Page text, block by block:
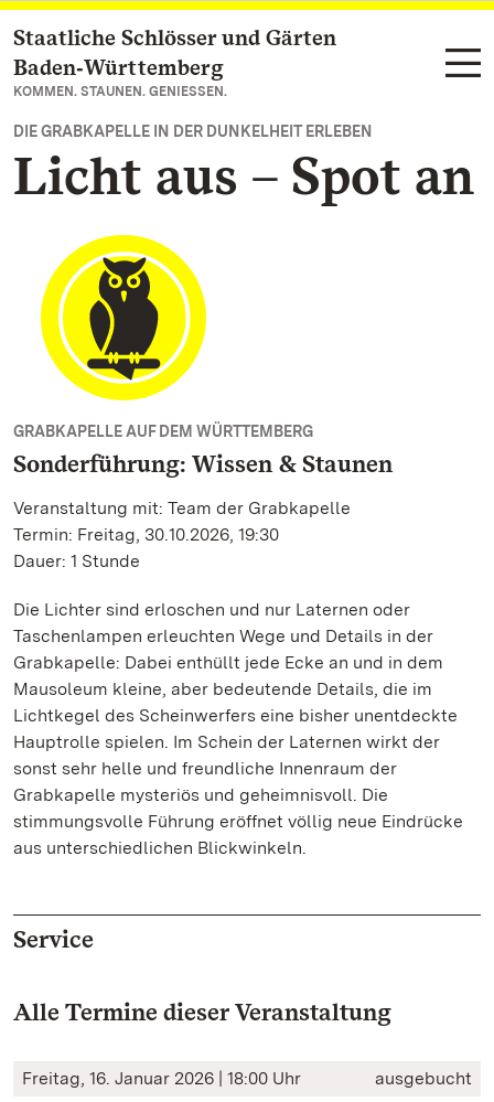
Zum Hauptinhalt springen
Staatliche Schlösser und Gärten
Baden‑Württemberg
KOMMEN. STAUNEN. GENIESSEN.
DIE GRABKAPELLE IN DER DUNKELHEIT ERLEBEN
Licht aus – Spot an
GRABKAPELLE AUF DEM WÜRTTEMBERG
Sonderführung: Wissen & Staunen
Veranstaltung mit: Team der Grabkapelle
Termin: Freitag, 30.10.2026, 19:30
Dauer: 1 Stunde
Die Lichter sind erloschen und nur Laternen oder
Taschenlampen erleuchten Wege und Details in der
Grabkapelle: Dabei enthüllt jede Ecke an und in dem
Mausoleum kleine, aber bedeutende Details, die im
Lichtkegel des Scheinwerfers eine bisher unentdeckte
Hauptrolle spielen. Im Schein der Laternen wirkt der
sonst sehr helle und freundliche Innenraum der
Grabkapelle mysteriös und geheimnisvoll. Die
stimmungsvolle Führung eröffnet völlig neue Eindrücke
aus unterschiedlichen Blickwinkeln.
Service
Alle Termine dieser Veranstaltung
Freitag, 16. Januar 2026 | 18:00 Uhr
ausgebucht